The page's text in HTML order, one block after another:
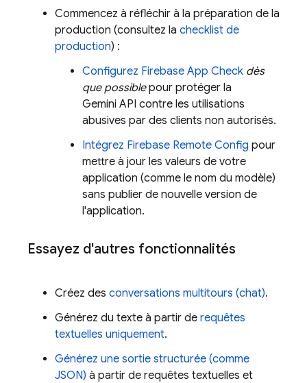
Commencez à réfléchir à la préparation de la
production (consultez la checklist de
production) :
Configurez Firebase App Check dès
que possiblepour protéger la
Gemini API contre les utilisations
abusives par des clients non autorisés.
Intégrez Firebase Remote Config pour
mettre à jour les valeurs de votre
application (comme le nom du modèle)
sans publier de nouvelle version de
l'application.
Essayez d'autres fonctionnalités
Créez des conversations multitours (chat).
Générez du texte à partir de requêtes
textuelles uniquement.
Générez une sortie structurée (comme
JSON) à partir de requêtes textuelles et